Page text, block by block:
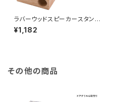
ラバーウッドスピーカースタン
ド シングルホーン MG
¥1,182
その他の商品